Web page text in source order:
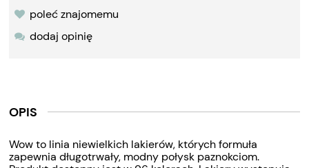
poleć znajomemu
dodaj opinię
OPIS
Wow to linia niewielkich lakierów, których formuła
zapewnia długotrwały, modny połysk paznokciom.